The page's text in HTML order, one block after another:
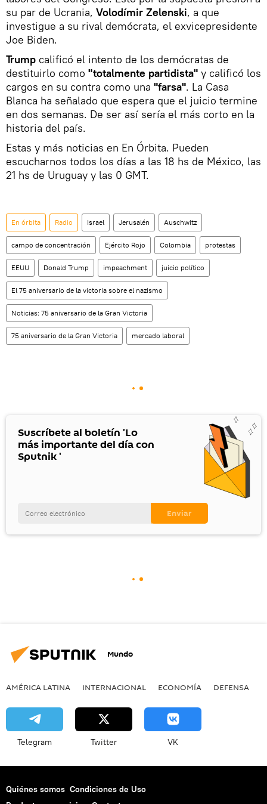
su par de Ucrania, Volodímir Zelenski, a que
investigue a su rival demócrata, el exvicepresidente
Joe Biden.
Trump calificó el intento de los demócratas de
destituirlo como "totalmente partidista" y calificó los
cargos en su contra como una "farsa". La Casa
Blanca ha señalado que espera que el juicio termine
en dos semanas. De ser así sería el más corto en la
historia del país.
Estas y más noticias en En Órbita. Pueden
escucharnos todos los días a las 18 hs de México, las
21 hs de Uruguay y las 0 GMT.
En órbita Radio Israel Jerusalén Auschwitz
campo de concentración Ejército Rojo Colombia protestas
EEUU Donald Trump impeachment juicio político
El 75 aniversario de la victoria sobre el nazismo
Noticias: 75 aniversario de la Gran Victoria
75 aniversario de la Gran Victoria mercado laboral
Suscríbete al boletín 'Lo
más importante del día con
Sputnik '
Mundo
AMÉRICA LATINA INTERNACIONAL ECONOMÍA DEFENSA
Telegram Twitter VK
Quiénes somos Condiciones de Uso